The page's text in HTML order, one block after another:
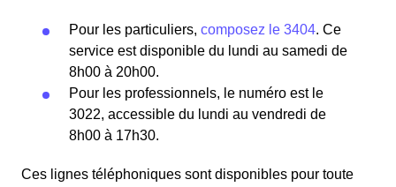
Pour les particuliers, composez le 3404. Ce
service est disponible du lundi au samedi de
8h00 à 20h00.
Pour les professionnels, le numéro est le
3022, accessible du lundi au vendredi de
8h00 à 17h30.
Ces lignes téléphoniques sont disponibles pour toute